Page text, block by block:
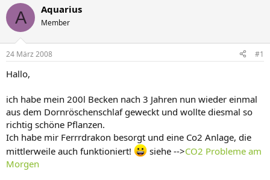
s
t
e
r
s
e
t
A Aquarius
Member
24 März 2008 #1
Hallo,
ich habe mein 200l Becken nach 3 Jahren nun wieder einmal
aus dem Dornröschenschlaf geweckt und wollte diesmal so
richtig schöne Pflanzen.
Ich habe mir Ferrrdrakon besorgt und eine Co2 Anlage, die
mittlerweile auch funktioniert!
siehe -->CO2 Probleme am
Morgen